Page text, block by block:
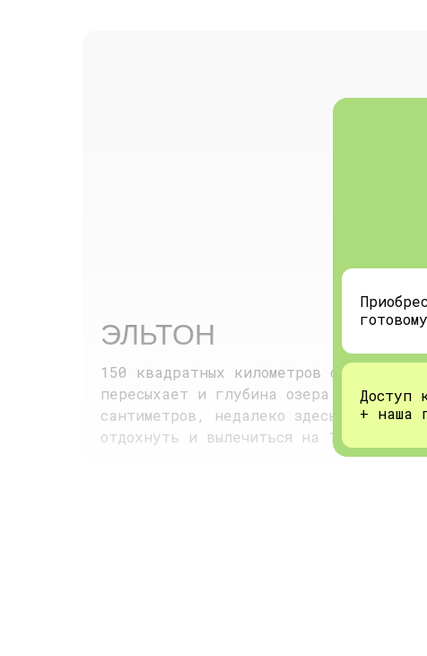
Доступ
+ наша
ЭЛЬТОН
150 квадратных километров соленого
пересыхает и глубина озера
сантиметров, недалеко здесь есть
отдохнуть и вылечиться на 10/10